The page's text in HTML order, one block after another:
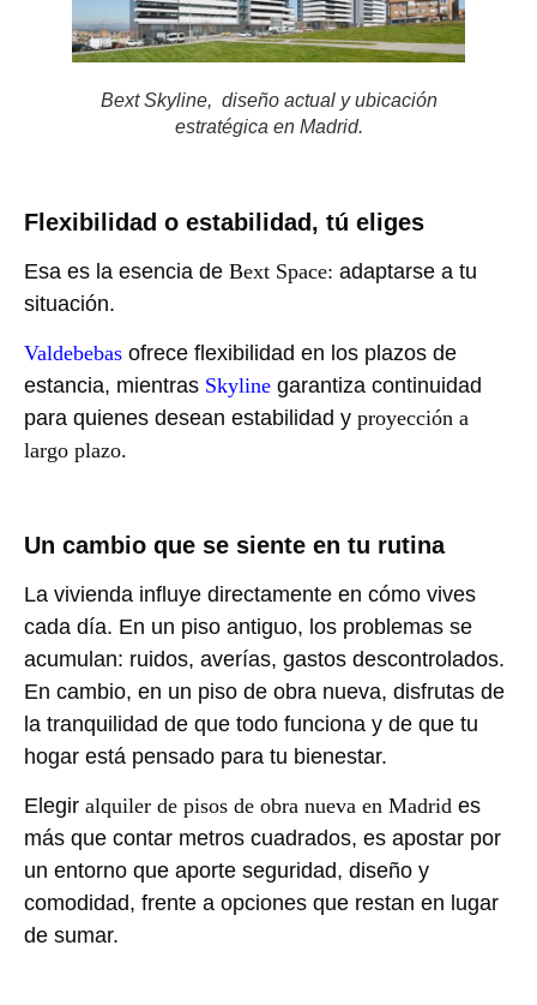
Bext Skyline, diseño actual y ubicación
estratégica en Madrid.
Flexibilidad o estabilidad, tú eliges
Esa es la esencia de Bext Space: adaptarse a tu
situación.
Valdebebas ofrece flexibilidad en los plazos de
estancia, mientras Skyline garantiza continuidad
para quienes desean estabilidad y proyección a
largo plazo.
Un cambio que se siente en tu rutina
La vivienda influye directamente en cómo vives
cada día. En un piso antiguo, los problemas se
acumulan: ruidos, averías, gastos descontrolados.
En cambio, en un piso de obra nueva, disfrutas de
la tranquilidad de que todo funciona y de que tu
hogar está pensado para tu bienestar.
Elegir alquiler de pisos de obra nueva en Madrid es
más que contar metros cuadrados, es apostar por
un entorno que aporte seguridad, diseño y
comodidad, frente a opciones que restan en lugar
de sumar.